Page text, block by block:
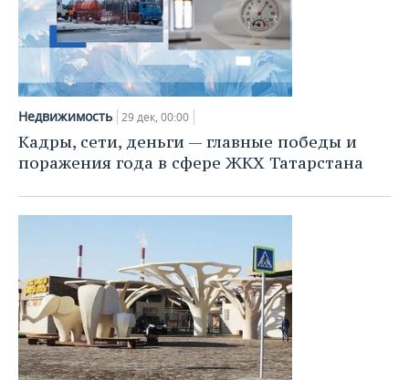
Недвижимость 29 дек, 00:00
Кадры, сети, деньги — главные победы и
поражения года в сфере ЖКХ Татарстана